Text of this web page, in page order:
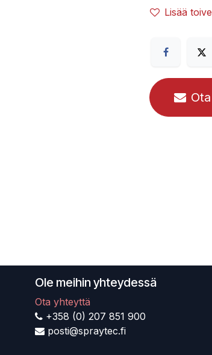
Lisää
Ole meihin yhteydessä
Ota yhteyttä
+358 (0) 207 851 900
posti@spraytec.fi